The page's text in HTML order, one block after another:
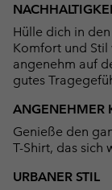
Hülle dich in
Komfort und Stil
angenehm auf
gutes
ANGENEHMER
Genieße den
T-Shirt, das sich
URBANER STIL